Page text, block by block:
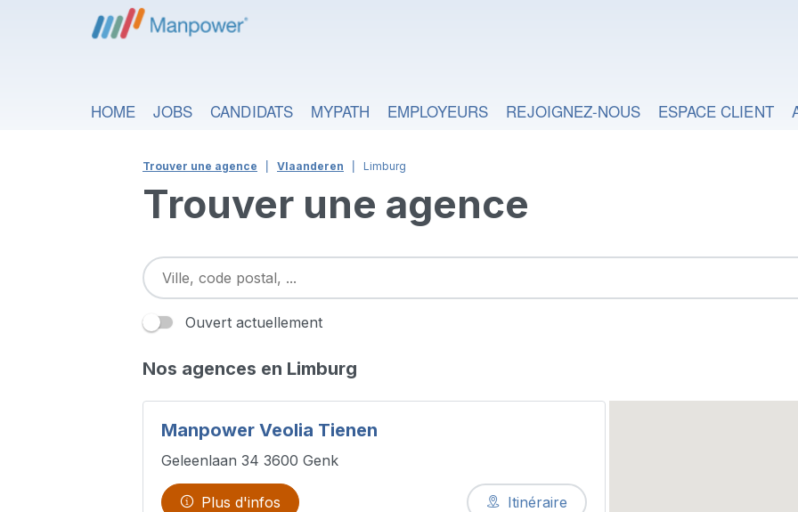
HOME JOBS CANDIDATS MYPATH EMPLOYEURS REJOIGNEZ-NOUS ESPACE CLIENT
Trouver une agence Vlaanderen Limburg
Trouver une agence
Ouvert actuellement
Nos agences en Limburg
Manpower Veolia Tienen
Geleenlaan 34 3600 Genk
Plus d'infos Itinéraire